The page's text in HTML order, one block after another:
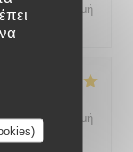
/5 Ποιότητα / Τιμή
/5 Ποιότητα / Τιμή